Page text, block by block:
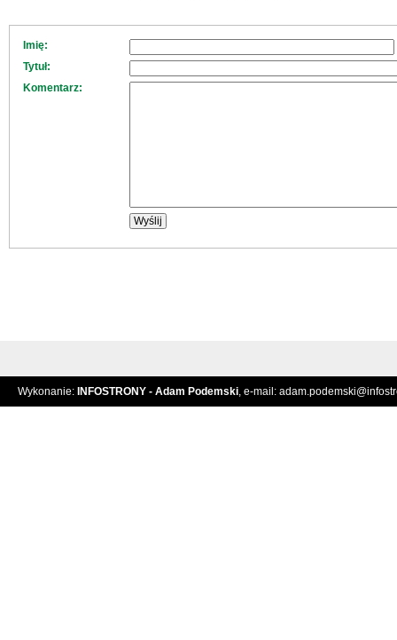
Imię:
Tytuł:
Komentarz:
Wykonanie: INFOSTRONY - Adam Podemski, e-mail: